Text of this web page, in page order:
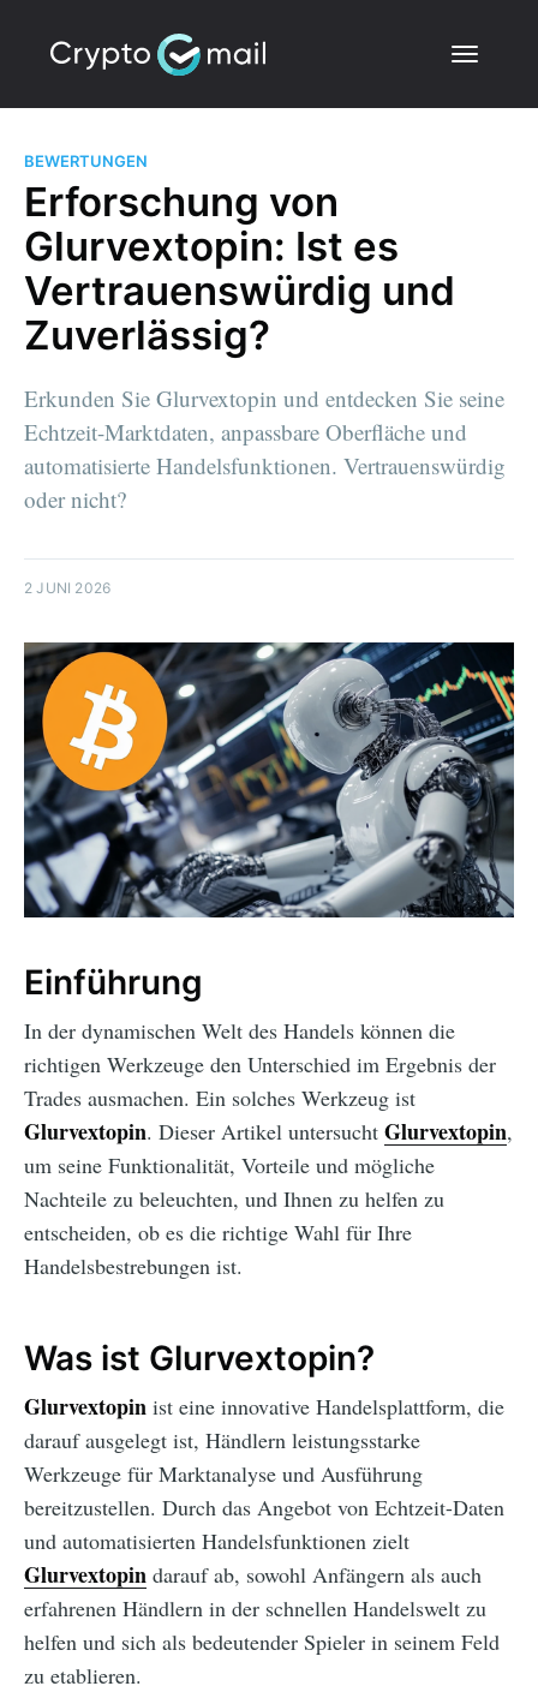
BEWERTUNGEN
Erforschung von
Glurvextopin: Ist es
Vertrauenswürdig und
Zuverlässig?
Erkunden Sie Glurvextopin und entdecken Sie seine
Echtzeit-Marktdaten, anpassbare Oberfläche und
automatisierte Handelsfunktionen. Vertrauenswürdig
oder nicht?
2 JUNI 2026
Einführung
In der dynamischen Welt des Handels können die
richtigen Werkzeuge den Unterschied im Ergebnis der
Trades ausmachen. Ein solches Werkzeug ist
Glurvextopin. Dieser Artikel untersucht Glurvextopin,
um seine Funktionalität, Vorteile und mögliche
Nachteile zu beleuchten, und Ihnen zu helfen zu
entscheiden, ob es die richtige Wahl für Ihre
Handelsbestrebungen ist.
Was ist Glurvextopin?
Glurvextopin ist eine innovative Handelsplattform, die
darauf ausgelegt ist, Händlern leistungsstarke
Werkzeuge für Marktanalyse und Ausführung
bereitzustellen. Durch das Angebot von Echtzeit-Daten
und automatisierten Handelsfunktionen zielt
Glurvextopin darauf ab, sowohl Anfängern als auch
erfahrenen Händlern in der schnellen Handelswelt zu
helfen und sich als bedeutender Spieler in seinem Feld
zu etablieren.